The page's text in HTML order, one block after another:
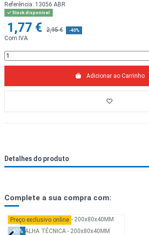
Referência: 13056 ABR
Stock disponível
1,77 € 2,95 € -40%
Com IVA
Adicionar ao Carrinho
Detalhes do produto
Complete a sua compra com:
Preço exclusivo online
-40%CALHA TÉCNICA - 200x80x40MM